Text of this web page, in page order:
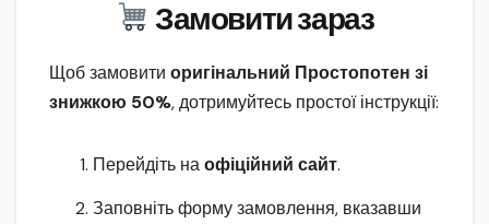
Замовити зараз
Щоб замовити оригінальний Простопотен зі
знижкою 50%, дотримуйтесь простої інструкції:
Перейдіть наофіційний сайт.
Заповніть форму замовлення, вказавши